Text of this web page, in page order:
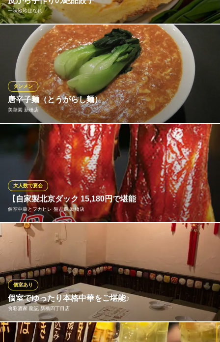
食べ飲み放題・個室宴会
ＪＲ新橋駅 徒歩1分
東京都港区新橋2-16-1 ニュー新橋ビルB1-42
一味玲玲はなれ
名物餃子の食べ放題を含むボリューム満点のコースが4,500円から
と、新橋の一等地ながら高い満足度を誇ります。北京ダックセッ
トは、皮だけでなく肉の炒め物や骨スープまで一羽を余さず楽し
めるフルセット形式。この充実度でこの価格は、まさに驚きの連
続です
一味玲玲はなれ
新橋 餃子 居酒屋
ＪＲ新橋駅 徒歩2分
東京都港区新橋3-16-8 B1有限会社エムエービルド
唐辛子麺（とうがらし麺）
美華園 新橋店
タンメン
超人気担々麺につぐ美華園オススメの第２段！ 特製コチジャン
と赤唐辛子のたまらなく辛～い 絶品麺（美華園スタイル） 1500
美華園 新橋店
中国料理
ＪＲ新橋駅 徒歩1分
東京都港区新橋2丁目東口地下街1号 ウィング新橋
【自家製北京ダック 15,180円で堪能
個室中華とフカヒレ 盤古殿 新橋店
大人数で宴会
「中国料理 盤古殿 新橋店」の北京ダックは日本で数少ない自家製
釜焼き。一羽セット15,180円(税込・サービズ別)でお楽しみ頂け
ます。焼き上がった北京ダックをお客様の目の前で華麗に捌くパ
フォーマンス（別途オプション）も！お手軽な2人前セット2,948
(税込・サービス料別)。お子様連れでも楽しめる、空間とお料理を
ご用意
個室中華とフカヒレ 盤古殿 新橋店
フカヒレと個室中華
ＪＲ新橋駅 徒歩2分
個室でゆったり本格中華をご堪能♪
食彩酒家 龍記 新橋四丁目店
個室あり
お仲間とゆっくり美味しい本格中華を楽しんでみませんか？個室